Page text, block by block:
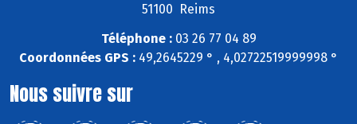
51100 Reims
Téléphone :03 26 77 04 89
Coordonnées GPS : 49,2645229 ° , 4,02722519999998 °
Nous suivre sur